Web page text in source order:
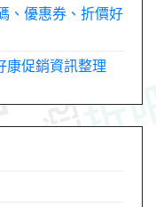
、優惠券、折價好
康促銷資訊整理